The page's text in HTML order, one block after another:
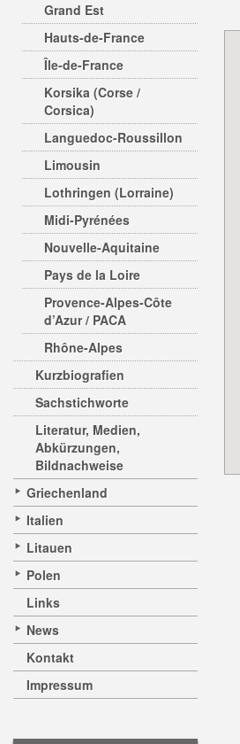
Grand Est
Hauts-de-France
Île-de-France
Korsika (Corse /
Corsica)
Languedoc-Roussillon
Limousin
Lothringen (Lorraine)
Midi-Pyrénées
Nouvelle-Aquitaine
Pays de la Loire
Provence-Alpes-Côte
d’Azur / PACA
Rhône-Alpes
Kurzbiografien
Sachstichworte
Literatur, Medien,
Abkürzungen,
Bildnachweise
Griechenland
Italien
Litauen
Polen
Links
News
Kontakt
Impressum